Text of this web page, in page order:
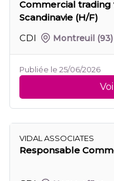
Commercial trading
Scandinavie (H/F)
CDI
Montreuil (93)
Publiée le 25/06/2026
VIDAL ASSOCIATES
Responsable